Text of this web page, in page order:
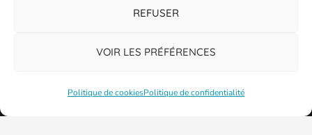
REFUSER
VOIR LES PRÉFÉRENCES
Politique de cookiesPolitique de confidentialité